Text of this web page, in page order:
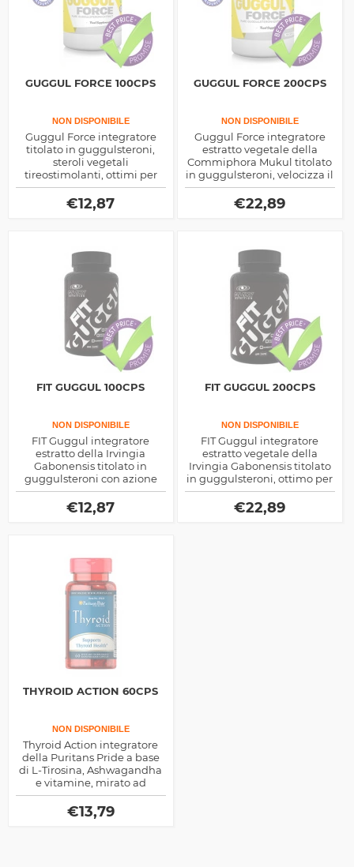
GUGGUL FORCE 100CPS
NON DISPONIBILE
Guggul Force integratore
titolato in guggulsteroni,
steroli vegetali
tireostimolanti, ottimi per
dimagrire più in fretta, si
tratta di un estratto vegetale
e non di un farmaco
€12,87
GUGGUL FORCE 200CPS
NON DISPONIBILE
Guggul Force integratore
estratto vegetale della
Commiphora Mukul titolato
in guggulsteroni, velocizza il
metabolismo e la spinta da
ormoni tiroidei, ottimo per
dimagrire
€22,89
FIT GUGGUL 100CPS
NON DISPONIBILE
FIT Guggul integratore
estratto della Irvingia
Gabonensis titolato in
guggulsteroni con azione
dimagrante tiroidea e
ipocolesterolemizzante, si
tratta di steroli vegetali
€12,87
FIT GUGGUL 200CPS
NON DISPONIBILE
FIT Guggul integratore
estratto vegetale della
Irvingia Gabonensis titolato
in guggulsteroni, ottimo per
velocizzare il metabolismo e
dimagrire più in fretta
€22,89
THYROID ACTION 60CPS
NON DISPONIBILE
Thyroid Action integratore
della Puritans Pride a base
di L-Tirosina, Ashwagandha
e vitamine, mirato ad
aumentare naturalemente
l'attività della tiroide e
promuovere il metabolismo.
€13,79